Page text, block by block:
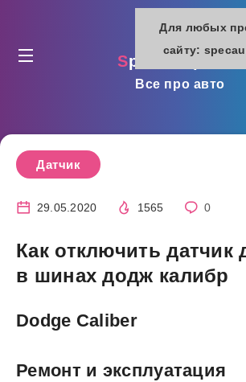
specautopro.ru
Все про авто
Датчик
29.05.2020 1565 0
Как отключить датчик
в шинах додж калибр
Dodge Caliber
Ремонт и эксплуатация
Для любых
сайту: